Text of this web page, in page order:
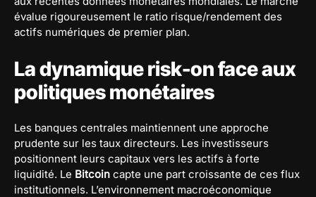
évalue rigoureusement le ratio risque/rendement des
actifs numériques de premier plan.
La dynamique risk-on face aux
politiques monétaires
Les banques centrales maintiennent une approche
prudente sur les taux directeurs. Les investisseurs
positionnent leurs capitaux vers les actifs à forte
liquidité. Le Bitcoin capte une part croissante de ces flux
institutionnels. L’environnement macroéconomique